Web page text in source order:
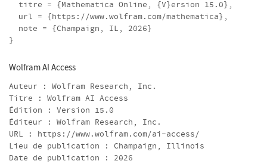
titre = {Mathematica Online, {V}ersion 15.0},
url = {https://www.wolfram.com/mathematica},
note = {Champaign, IL, 2026}
}
Wolfram AI Access
Auteur : Wolfram Research, Inc.
Titre : Wolfram AI Access
Édition : Version 15.0
Éditeur : Wolfram Research, Inc.
URL : https://www.wolfram.com/ai-access/
Lieu de publication : Champaign, Illinois
Date de publication : 2026